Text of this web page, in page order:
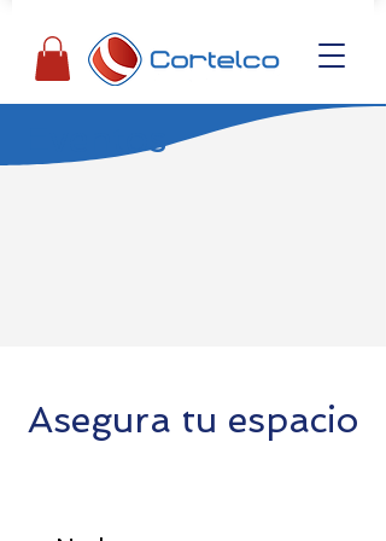
Eventos
Asegura tu espacio